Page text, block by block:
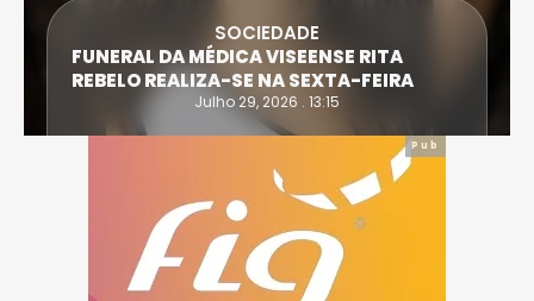
SOCIEDADE
FUNERAL DA MÉDICA VISEENSE RITA
REBELO REALIZA-SE NA SEXTA-FEIRA
Julho 29, 2026 . 13:15
Pub